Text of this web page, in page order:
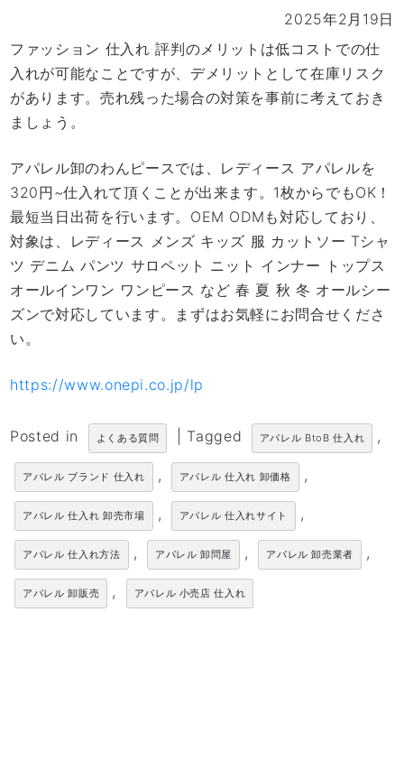
2025年2月19日
ファッション 仕入れ 評判のメリットは低コストでの仕
入れが可能なことですが、デメリットとして在庫リスク
があります。売れ残った場合の対策を事前に考えておき
ましょう。
アパレル卸のわんピースでは、レディース アパレルを
320円~仕入れて頂くことが出来ます。1枚からでもOK！
最短当日出荷を行います。OEM ODMも対応しており、
対象は、レディース メンズ キッズ 服 カットソー Tシャ
ツ デニム パンツ サロペット ニット インナー トップス
オールインワン ワンピース など 春 夏 秋 冬 オールシー
ズンで対応しています。まずはお気軽にお問合せくださ
い。
https://www.onepi.co.jp/lp
Posted in よくある質問 Tagged アパレル BtoB 仕入れ ,
アパレル ブランド 仕入れ , アパレル 仕入れ 卸価格 ,
アパレル 仕入れ 卸売市場 , アパレル 仕入れサイト ,
アパレル 仕入れ方法 , アパレル 卸問屋 , アパレル 卸売業者 ,
アパレル 卸販売 , アパレル 小売店 仕入れ